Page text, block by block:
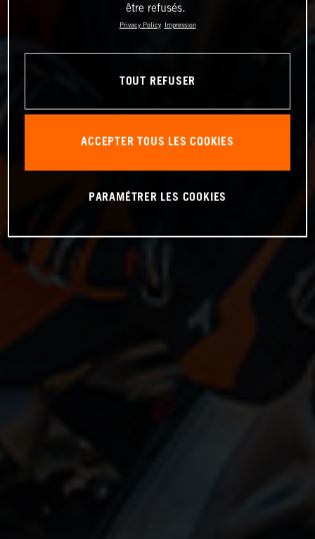
être refusés.
Privacy Policy Impression
TOUT REFUSER
ACCEPTER TOUS LES COOKIES
PARAMÉTRER LES COOKIES